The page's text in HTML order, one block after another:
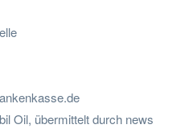
Oil, übermittelt durch news